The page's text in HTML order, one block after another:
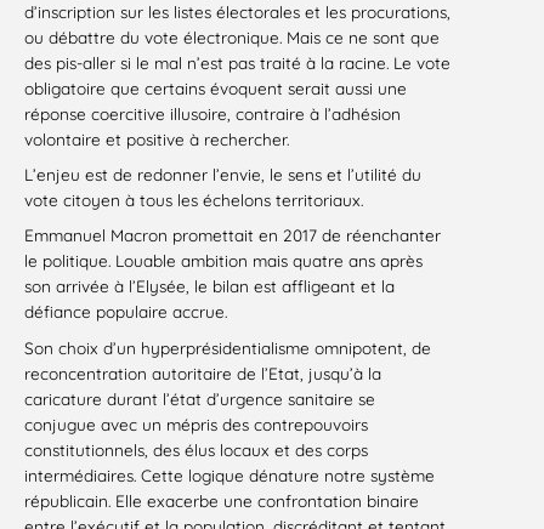
d’inscription sur les listes électorales et les procurations,
ou débattre du vote électronique. Mais ce ne sont que
des pis-aller si le mal n’est pas traité à la racine. Le vote
obligatoire que certains évoquent serait aussi une
réponse coercitive illusoire, contraire à l’adhésion
volontaire et positive à rechercher.
L’enjeu est de redonner l’envie, le sens et l’utilité du
vote citoyen à tous les échelons territoriaux.
Emmanuel Macron promettait en 2017 de réenchanter
le politique. Louable ambition mais quatre ans après
son arrivée à l’Elysée, le bilan est affligeant et la
défiance populaire accrue.
Son choix d’un hyperprésidentialisme omnipotent, de
reconcentration autoritaire de l’Etat, jusqu’à la
caricature durant l’état d’urgence sanitaire se
conjugue avec un mépris des contrepouvoirs
constitutionnels, des élus locaux et des corps
intermédiaires. Cette logique dénature notre système
républicain. Elle exacerbe une confrontation binaire